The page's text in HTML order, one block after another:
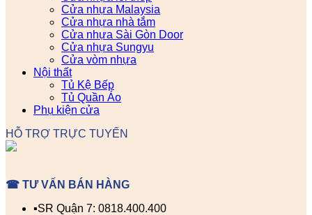
Cửa nhựa Malaysia
Cửa nhựa nhà tắm
Cửa nhựa Sài Gòn Door
Cửa nhựa Sungyu
Cửa vòm nhựa
Nội thất
Tủ Kệ Bếp
Tủ Quần Áo
Phụ kiện cửa
HỖ TRỢ TRỰC TUYẾN
☎ TƯ VẤN BÁN HÀNG
▪️SR Quận 7: 0818.400.400